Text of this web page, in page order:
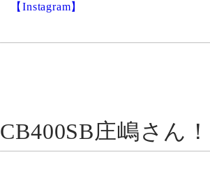
【Instagram】
CB400SB庄嶋さん！